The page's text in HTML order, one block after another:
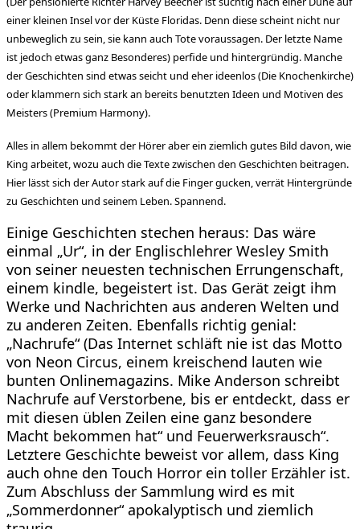
einer kleinen Insel vor der Küste Floridas. Denn diese scheint nicht nur
unbeweglich zu sein, sie kann auch Tote voraussagen. Der letzte Name
ist jedoch etwas ganz Besonderes) perfide und hintergründig. Manche
der Geschichten sind etwas seicht und eher ideenlos (Die Knochenkirche)
oder klammern sich stark an bereits benutzten Ideen und Motiven des
Meisters (Premium Harmony).
Alles in allem bekommt der Hörer aber ein ziemlich gutes Bild davon, wie
King arbeitet, wozu auch die Texte zwischen den Geschichten beitragen.
Hier lässt sich der Autor stark auf die Finger gucken, verrät Hintergründe
zu Geschichten und seinem Leben. Spannend.
Einige Geschichten stechen heraus: Das wäre
einmal „Ur“, in der Englischlehrer Wesley Smith
von seiner neuesten technischen Errungenschaft,
einem kindle, begeistert ist. Das Gerät zeigt ihm
Werke und Nachrichten aus anderen Welten und
zu anderen Zeiten. Ebenfalls richtig genial:
„Nachrufe“ (Das Internet schläft nie ist das Motto
von Neon Circus, einem kreischend lauten wie
bunten Onlinemagazins. Mike Anderson schreibt
Nachrufe auf Verstorbene, bis er entdeckt, dass er
mit diesen üblen Zeilen eine ganz besondere
Macht bekommen hat“ und Feuerwerksrausch“.
Letztere Geschichte beweist vor allem, dass King
auch ohne den Touch Horror ein toller Erzähler ist.
Zum Abschluss der Sammlung wird es mit
„Sommerdonner“ apokalyptisch und ziemlich